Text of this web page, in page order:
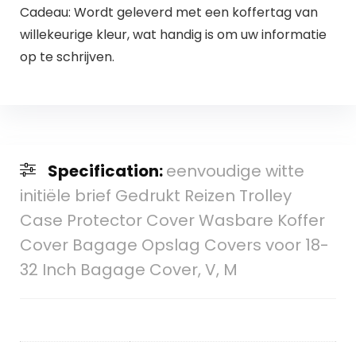
Cadeau: Wordt geleverd met een koffertag van
willekeurige kleur, wat handig is om uw informatie
op te schrijven.
Specification:eenvoudige witte
initiële brief Gedrukt Reizen Trolley
Case Protector Cover Wasbare Koffer
Cover Bagage Opslag Covers voor 18-
32 Inch Bagage Cover, V, M